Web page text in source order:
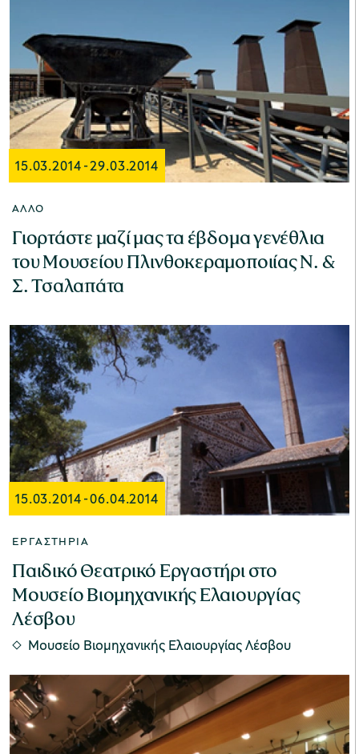
15.03.2014-29.03.2014
ΆΛΛΟ
Γιορτάστε μαζί μας τα έβδομα γενέθλια
του Μουσείου Πλινθοκεραμοποιίας Ν. &
Σ. Τσαλαπάτα
15.03.2014-06.04.2014
ΕΡΓΑΣΤΉΡΙΑ
Παιδικό Θεατρικό Εργαστήρι στο
Μουσείο Βιομηχανικής Ελαιουργίας
Λέσβου
Μουσείο Βιομηχανικής Ελαιουργίας Λέσβου